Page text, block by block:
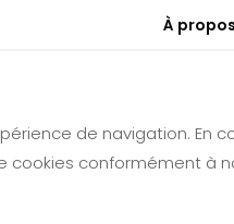
À propos
de navigation. En
cookies conformément à